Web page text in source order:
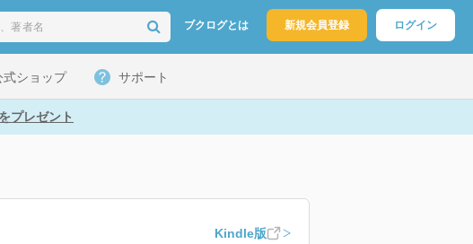
ブクログとは 新規会員登録 ログイン
式ショップ サポート
プレゼント
Kindle版